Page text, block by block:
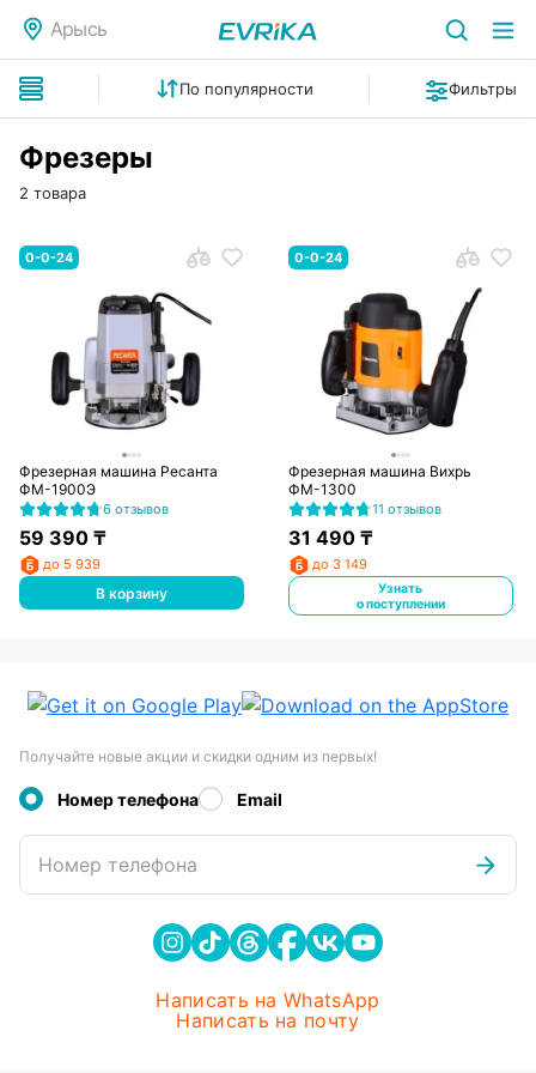
Арысь
По популярности Фильтры
Фрезеры
2 товара
0-0-24
Фрезерная машина Ресанта
ФМ-1900Э
6 отзывов
59 390₸
до 5 939
В корзину
0-0-24
Фрезерная машина Вихрь
ФМ-1300
11 отзывов
31 490 ₸
до 3 149
Узнать
о поступлении
Получайте новые акции и скидки одним из первых!
Номер телефона Email
Номер телефона
Написать на WhatsApp
Написать на почту